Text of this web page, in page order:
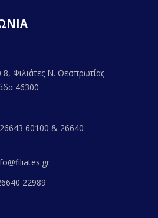
8, Φιλιάτες Ν. Θεσπρωτίας
46300
26643 60100 & 26640
22989